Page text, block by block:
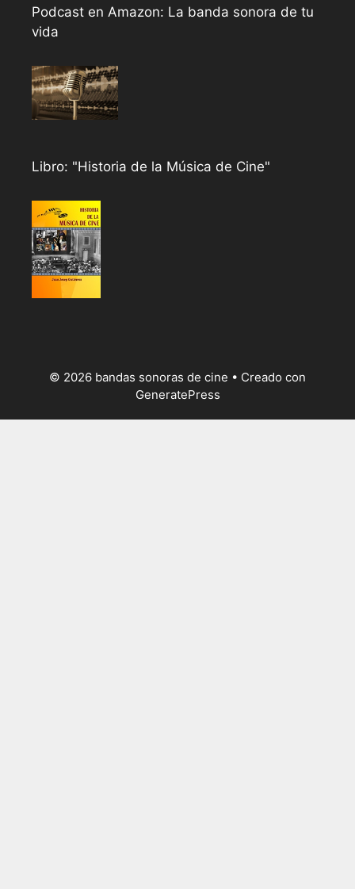
Podcast en Amazon: La banda sonora de tu
vida
Libro: "Historia de la Música de Cine"
© 2026 bandas sonoras de cine • Creado con
GeneratePress